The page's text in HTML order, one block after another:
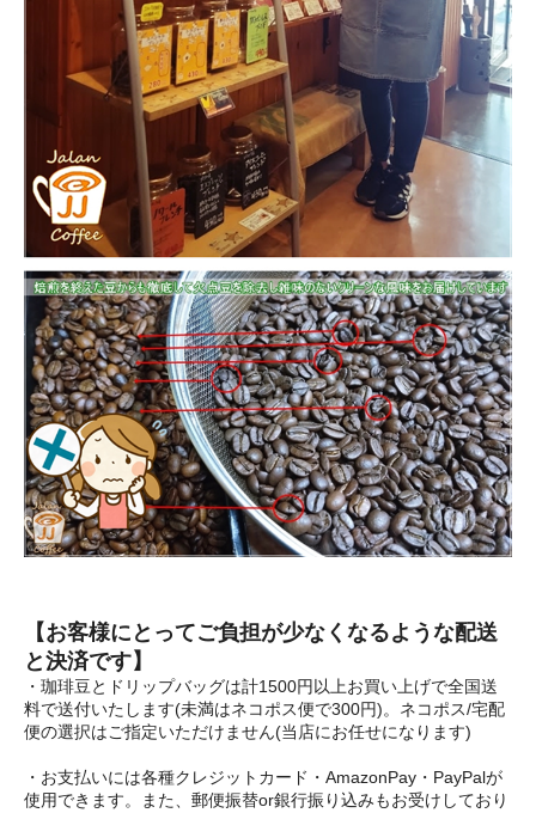
【お客様にとってご負担が少なくなるような配送
と決済です】
・珈琲豆とドリップバッグは計1500円以上お買い上げで全国送
料で送付いたします(未満はネコポス便で300円)。ネコポス/宅配
便の選択はご指定いただけません(当店にお任せになります)
・お支払いには各種クレジットカード・AmazonPay・PayPalが
使用できます。また、郵便振替or銀行振り込みもお受けしており